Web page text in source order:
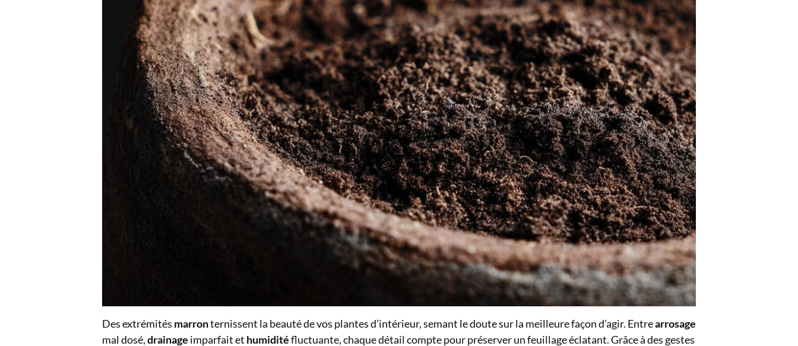
Des extrémités marronternissent la beauté de vos plantes d’intérieur, semant le doute sur la meilleure façon d’agir. Entrearrosage
mal dosé,drainage imparfait et humiditéfluctuante, chaque détail compte pour préserver un feuillage éclatant. Grâce à des gestes